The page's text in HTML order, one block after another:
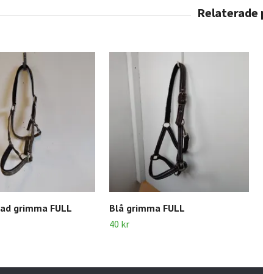
grimma FULL
Blå grimma FULL
40 kr